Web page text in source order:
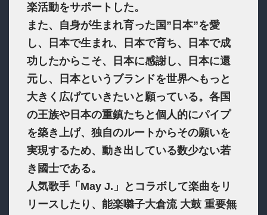
楽活動をサポートした。
また、自身が生まれ育った国”日本”を愛
し、日本で生まれ、日本で育ち、日本で成
功したからこそ、日本に感謝し、日本に還
元し、日本というブランドを世界へもっと
大きく広げていきたいと願っている。各国
の王族や日本の重鎮たちと個人的にパイプ
を築き上げ、独自のルートからその願いを
実現するため、動き出している数少ない若
き國士である。
人気歌手「May J.」とコラボして楽曲をリ
リースしたり、能楽囃子大倉流 大鼓 重要無